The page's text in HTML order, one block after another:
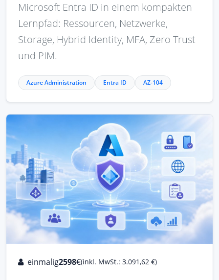
Microsoft Entra ID in einem kompakten
Lernpfad: Ressourcen, Netzwerke,
Storage, Hybrid Identity, MFA, Zero Trust
und PIM.
Azure Administration Entra ID AZ-104
einmalig2598€(inkl. MwSt.: 3.091,62 €)